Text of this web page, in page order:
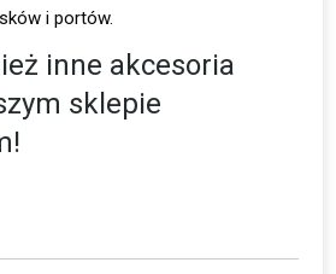
i portów.
inne akcesoria
sklepie